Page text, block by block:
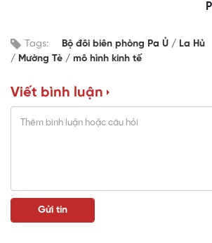
Tags: Bộ đôi biên phòng Pa Ủ
La Hủ
Mường Tè
mô hình kinh tế
Viết bình luận